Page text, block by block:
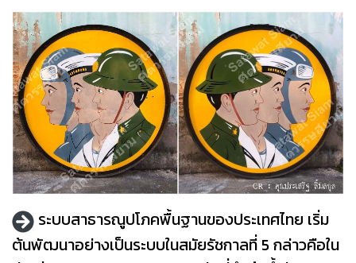
ระบบสาธารณูปโภคพื้นฐานของประเทศไทย เริ่ม
ต้นพัฒนาอย่างเป็นระบบในสมัยรัชกาลที่ 5 กล่าวคือใน